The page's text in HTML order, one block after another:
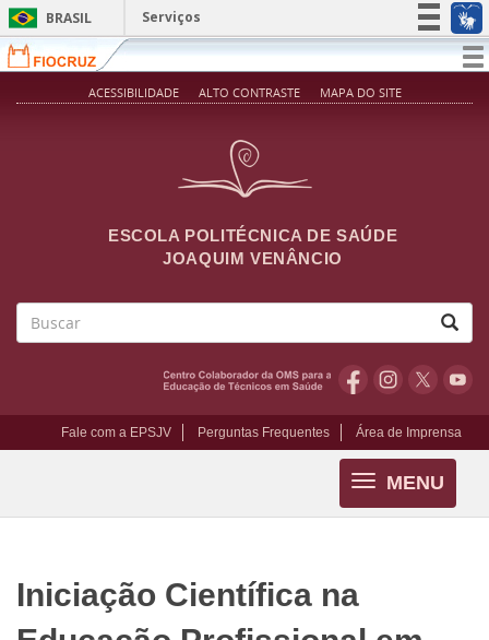
Pular para o conteúdo principal
BRASIL
Serviços
Simplifique!
Participe
ACESSIBILIDADE ALTO CONTRASTE MAPA DO SITE
ESCOLA POLITÉCNICA DE SAÚDE
JOAQUIM VENÂNCIO
Fale com a EPSJV Perguntas Frequentes Área de Imprensa
MENU
Toggle
navigation
Iniciação Científica na